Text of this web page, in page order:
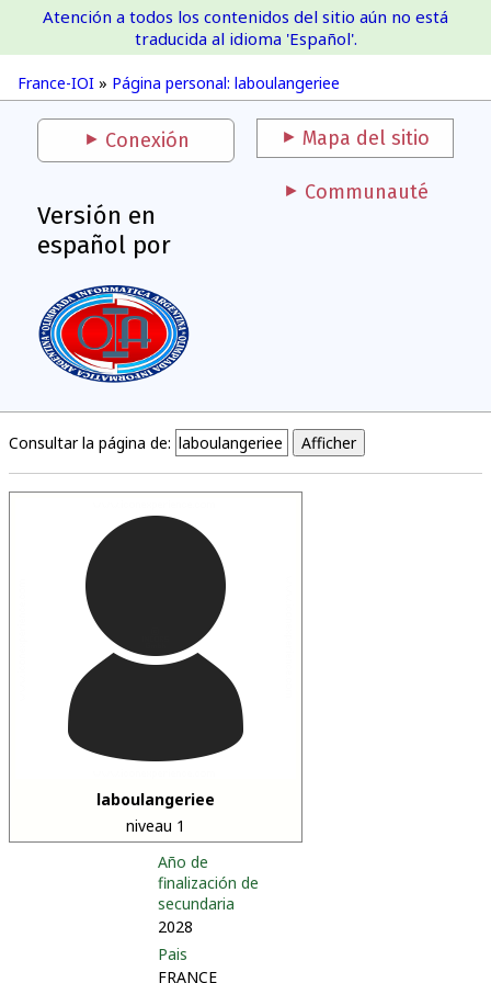
France-IOI
France-IOI » Página personal: laboulangeriee
Atención a todos los contenidos del sitio aún no está
traducida al idioma 'Español'.
Conexión Mapa del sitio
Versión en
español por
Communauté
Consultar la página de:
laboulangeriee
niveau 1
Año de
finalización de
secundaria
2028
Pais
FRANCE